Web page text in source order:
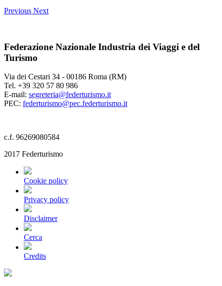
Previous Next
Federazione Nazionale Industria dei Viaggi e del
Turismo
Via dei Cestari 34 - 00186 Roma (RM)
Tel. +39 320 57 80 986
E-mail: segreteria@federturismo.it
PEC: federturismo@pec.federturismo.it
c.f. 96269080584
2017 Federturismo
Cookie policy
Privacy policy
Disclaimer
Cerca
Credits